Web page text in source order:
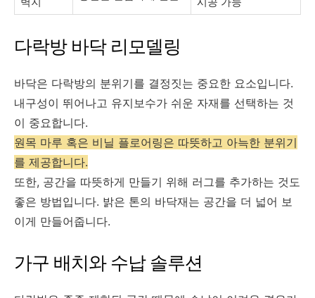
다락방 바닥 리모델링
바닥은 다락방의 분위기를 결정짓는 중요한 요소입니다.
내구성이 뛰어나고 유지보수가 쉬운 자재를 선택하는 것
이 중요합니다.
원목 마루 혹은 비닐 플로어링은 따뜻하고 아늑한 분위기
를 제공합니다.
또한, 공간을 따뜻하게 만들기 위해 러그를 추가하는 것도
좋은 방법입니다. 밝은 톤의 바닥재는 공간을 더 넓어 보
이게 만들어줍니다.
가구 배치와 수납 솔루션